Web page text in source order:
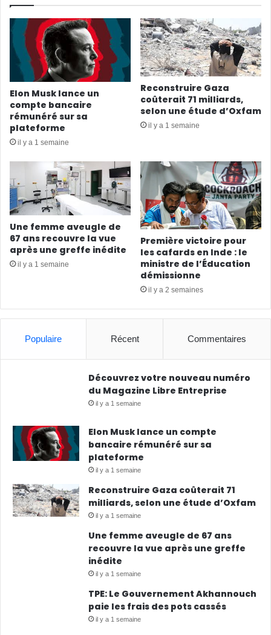
Elon Musk lance un
compte bancaire
rémunéré sur sa
plateforme
il y a 1 semaine
Reconstruire Gaza
coûterait 71 milliards,
selon une étude d’Oxfam
il y a 1 semaine
Une femme aveugle de
67 ans recouvre la vue
après une greffe inédite
il y a 1 semaine
Première victoire pour
les cafards en Inde : le
ministre de l’Éducation
démissionne
il y a 2 semaines
Populaire Récent Commentaires
Découvrez votre nouveau numéro
du Magazine Libre Entreprise
il y a 1 semaine
Elon Musk lance un compte
bancaire rémunéré sur sa
plateforme
il y a 1 semaine
Reconstruire Gaza coûterait 71
milliards, selon une étude d’Oxfam
il y a 1 semaine
Une femme aveugle de 67 ans
recouvre la vue après une greffe
inédite
il y a 1 semaine
TPE: Le Gouvernement Akhannouch
paie les frais des pots cassés
il y a 1 semaine